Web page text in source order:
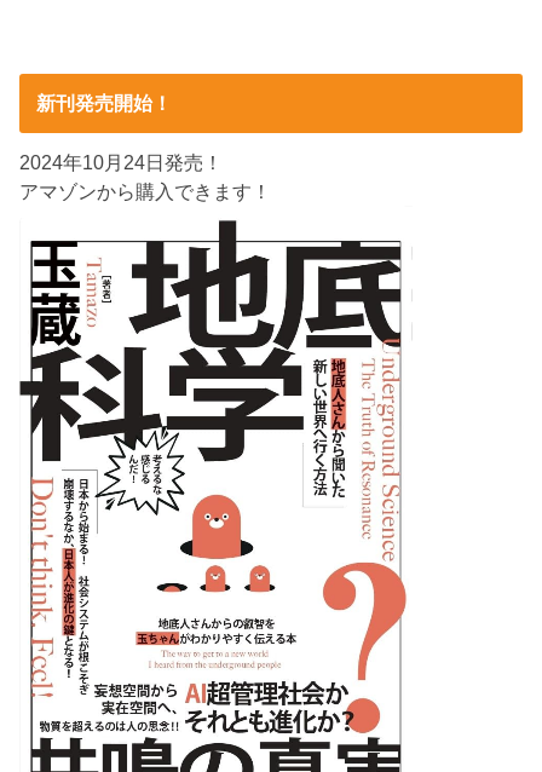
新刊発売開始！
2024年10月24日発売！
アマゾンから購入できます！